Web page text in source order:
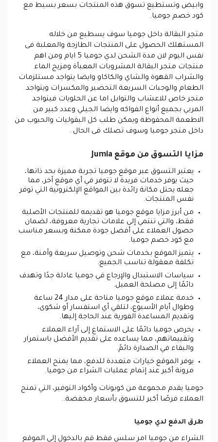
وابيض وتستطيع تسوق هذه المنتجات بسعر بسيط مع
كود خصم جوميا.
متجر البقالة داخل جوميا سوف يسطيع من خلاله
المستهلك الحصول على المنتجات الطازجة والمعلبة فى
نفس اليوم لان مدة الشحن لدي جوميا 5 ايام ومن اهم
منتجات متجر البقالة المشروبات المعبأة ومزيج الماء
والشراب القهوة والشاي والكاكاو وايضا يتواجد مستلزمات
الطعام والوجبات السريعة التحضير والمكسرات ويتواجد
متجر خاص للاعشاب والتوابل اما عن الحلويات فيتواجد
المربي بجميع أنواع الفواكه وايضا الجيلي وعدد كبير من
الاطعمة المحفوظة ويمكن طلب كل البقوليات والحبوب من
داخل متجر جوميا وسوف تصلك فى الحال .
مزايا التسوق من موقع Jumia
يعتبر التسوق عبر موقع جوميا تجربة مميزة بحد ذاتها،
حيث يوفر خدمات فريدة لا تتوفر في أي موقع آخر، مما
جعله يحتل مكانة رائدة بين المواقع الإلكترونية التي توفر
نفس المنتجات.
من أبرز مزايا موقع جوميا هو تقديمه للمنتجات الأصلية
فقط، والتي تنتمي إلى علامات تجارية معروفة، لضمان
حصول العملاء على أفضل جودة ممكنة وبسعر مناسب
مع كود خصم جوميا.
يتميز الموقع بخدمات شحن وتوصيل سريعة وآمنة، مع
تكلفة معقولة تناسب الجميع.
سياسات الاستبدال والإرجاع في جوميا عادلة جدًا وتهدف
دائمًا إلى مصلحة العميل.
خدمة عملاء موقع جوميا متاحة على مدار 24 ساعة
وطوال أيام الأسبوع، لتلقي أي استفسار أو شكوى،
وتقديم المساعدة الفورية عند الحاجة إليها.
يحرص جوميا دائمًا على الاستماع إلى آراء العملاء
وتقييماتهم، مما يساعده على تقديم الأفضل باستمرار
والبقاء في الصدارة دائمً.
يوفر الموقع خيارات متعددة للدفع، مما يمنح العملاء
مرونة أكبر عند إتمام عمليات الشراء من جوميا.
جوميا يقدم مجموعة من كوبونات وأكواد التوفير، التي تمنح
العملاء فرصًا أكبر للتسوق بأسعار مخفضة..
طرق الدفع لدي جوميا
الشراء من جوميا امر سلس فقط قم بالدخول إلى الموقع